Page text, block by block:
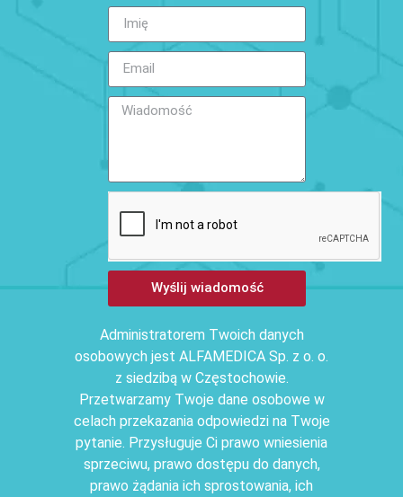
Wyślij wiadomość
Administratorem Twoich danych
osobowych jest ALFAMEDICA Sp. z o. o.
z siedzibą w Częstochowie.
Przetwarzamy Twoje dane osobowe w
celach przekazania odpowiedzi na Twoje
pytanie. Przysługuje Ci prawo wniesienia
sprzeciwu, prawo dostępu do danych,
prawo żądania ich sprostowania, ich